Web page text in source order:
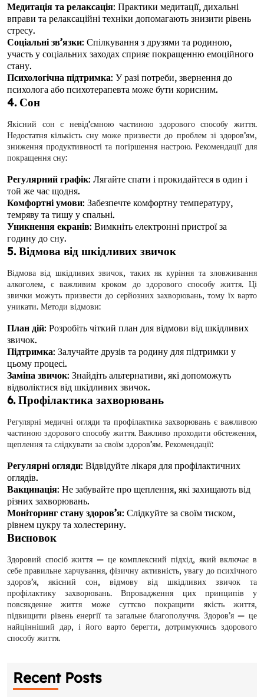
Request a CallBack
Name*
Медитація та релаксація: Практики медитації, дихальні
вправи та релаксаційні техніки допомагають знизити рівень
стресу.
Соціальні зв’язки: Спілкування з друзями та родиною,
участь у соціальних заходах сприяє покращенню емоційного
стану.
Психологічна підтримка: У разі потреби, звернення до
психолога або психотерапевта може бути корисним.
4. Сон
Якісний сон є невід’ємною частиною здорового способу життя.
Недостатня кількість сну може призвести до проблем зі здоров’ям,
зниження продуктивності та погіршення настрою. Рекомендації для
покращення сну:
Регулярний графік: Лягайте спати і прокидайтеся в один і
той же час щодня.
Комфортні умови: Забезпечте комфортну температуру,
темряву та тишу у спальні.
Уникнення екранів: Вимкніть електронні пристрої за
годину до сну.
5. Відмова від шкідливих звичок
Відмова від шкідливих звичок, таких як куріння та зловживання
алкоголем, є важливим кроком до здорового способу життя. Ці
звички можуть призвести до серйозних захворювань, тому їх варто
уникати. Методи відмови:
План дій: Розробіть чіткий план для відмови від шкідливих
звичок.
Підтримка: Залучайте друзів та родину для підтримки у
цьому процесі.
Заміна звичок: Знайдіть альтернативи, які допоможуть
відволіктися від шкідливих звичок.
6. Профілактика захворювань
Регулярні медичні огляди та профілактика захворювань є важливою
частиною здорового способу життя. Важливо проходити обстеження,
щеплення та слідкувати за своїм здоров’ям. Рекомендації:
Регулярні огляди: Відвідуйте лікаря для профілактичних
оглядів.
Вакцинація: Не забувайте про щеплення, які захищають від
різних захворювань.
Моніторинг стану здоров’я: Слідкуйте за своїм тиском,
рівнем цукру та холестерину.
Висновок
Здоровий спосіб життя — це комплексний підхід, який включає в
себе правильне харчування, фізичну активність, увагу до психічного
здоров’я, якісний сон, відмову від шкідливих звичок та
профілактику захворювань. Впровадження цих принципів у
повсякденне життя може суттєво покращити якість життя,
підвищити рівень енергії та загальне благополуччя. Здоров’я — це
найцінніший дар, і його варто берегти, дотримуючись здорового
способу життя.
Recent Posts